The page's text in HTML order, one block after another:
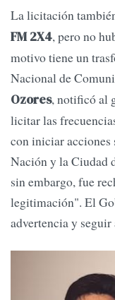
La licitación
FM 2X4, pero no
motivo tiene un
Nacional de
Ozores, notificó al
licitar las
con iniciar acciones
Nación y la Ciudad
sin embargo, fue
legitimación". El
advertencia y seguir